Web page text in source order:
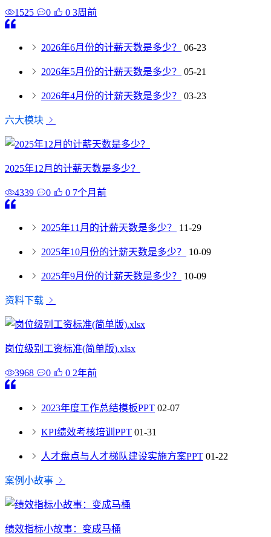
1525 0 0 3周前
2026年6月份的计薪天数是多少？ 06-23
2026年5月份的计薪天数是多少？ 05-21
2026年4月份的计薪天数是多少？ 03-23
六大模块
2025年12月的计薪天数是多少？
4339 0 0 7个月前
2025年11月的计薪天数是多少？ 11-29
2025年10月份的计薪天数是多少？ 10-09
2025年9月份的计薪天数是多少？ 10-09
资料下载
岗位级别工资标准(简单版).xlsx
3968 0 0 2年前
2023年度工作总结模板PPT 02-07
KPI绩效考核培训PPT 01-31
人才盘点与人才梯队建设实施方案PPT 01-22
案例小故事
绩效指标小故事：变成马桶